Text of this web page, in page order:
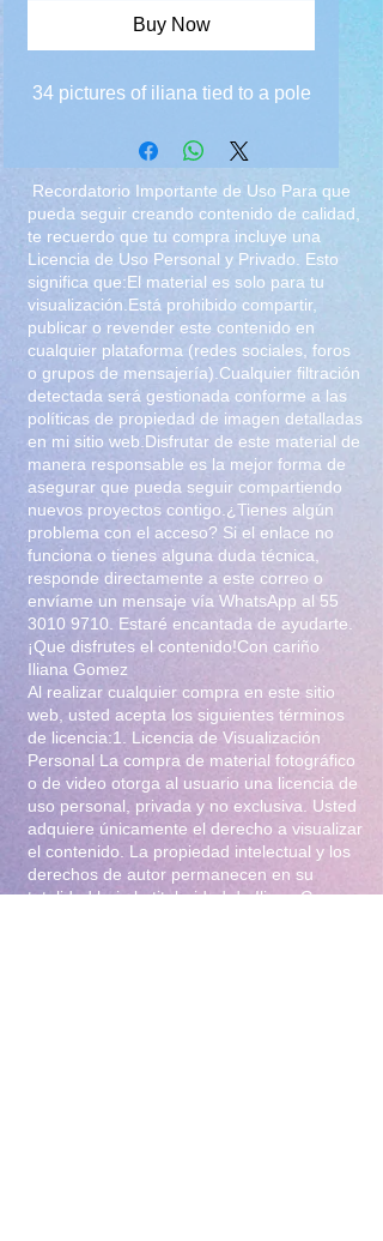
Buy Now
34 pictures of iliana tied to a pole
Recordatorio Importante de Uso Para que
pueda seguir creando contenido de calidad,
te recuerdo que tu compra incluye una
Licencia de Uso Personal y Privado. Esto
significa que:El material es solo para tu
visualización.Está prohibido compartir,
publicar o revender este contenido en
cualquier plataforma (redes sociales, foros
o grupos de mensajería).Cualquier filtración
detectada será gestionada conforme a las
políticas de propiedad de imagen detalladas
en mi sitio web.Disfrutar de este material de
manera responsable es la mejor forma de
asegurar que pueda seguir compartiendo
nuevos proyectos contigo.¿Tienes algún
problema con el acceso? Si el enlace no
funciona o tienes alguna duda técnica,
responde directamente a este correo o
envíame un mensaje vía WhatsApp al 55
3010 9710 . Estaré encantada de ayudarte.
¡Que disfrutes el contenido!Con cariño
Iliana Gomez
Al realizar cualquier compra en este sitio
web, usted acepta los siguientes términos
de licencia:1. Licencia de Visualización
Personal La compra de material fotográfico
o de video otorga al usuario una licencia de
uso personal, privada y no exclusiva. Usted
adquiere únicamente el derecho a visualizar
el contenido. La propiedad intelectual y los
derechos de autor permanecen en su
totalidad bajo la titularidad de Iliana Gomez